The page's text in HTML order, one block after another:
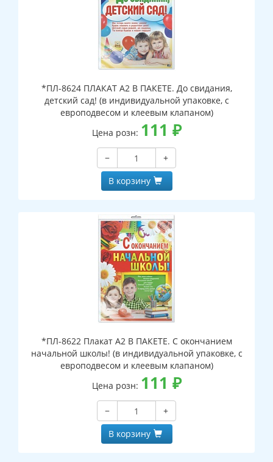
*ПЛ-8624 ПЛАКАТ А2 В ПАКЕТЕ. До свидания,
детский сад! (в индивидуальной упаковке, с
европодвесом и клеевым клапаном)
Цена розн: 111 ₽
−
+
В корзину
*ПЛ-8622 Плакат А2 В ПАКЕТЕ. С окончанием
начальной школы! (в индивидуальной упаковке, с
европодвесом и клеевым клапаном)
Цена розн: 111 ₽
−
+
В корзину